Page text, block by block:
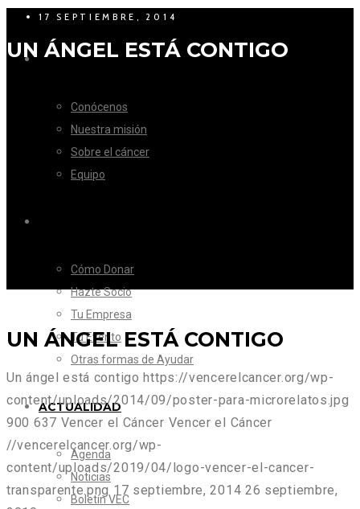
LA FUNDACIÓN
Conócenos
Nuestra misión
Sobre el cáncer
Equipo
Cómo Donar
Hazte Socio
Tu Empresa
Tu Evento
Otras formas de Ayudar
ACTUALIDAD
Agenda
Noticias
Boletín VEC
17 SEPTIEMBRE, 2014
UN ÁNGEL ESTÁ CONTIGO
UN ÁNGEL ESTÁ CONTIGO
Un ángel está contigo https://vencerelcancer.org/wp-
content/uploads/2014/09/poster-para-microrelatos.jpg
900 637 Vencer el Cáncer Vencer el Cáncer
//vencerelcancer.org/wp-
content/uploads/2019/04/logo-vencer-el-cancer-
transparente.png 17 septiembre, 2014 26 septiembre,